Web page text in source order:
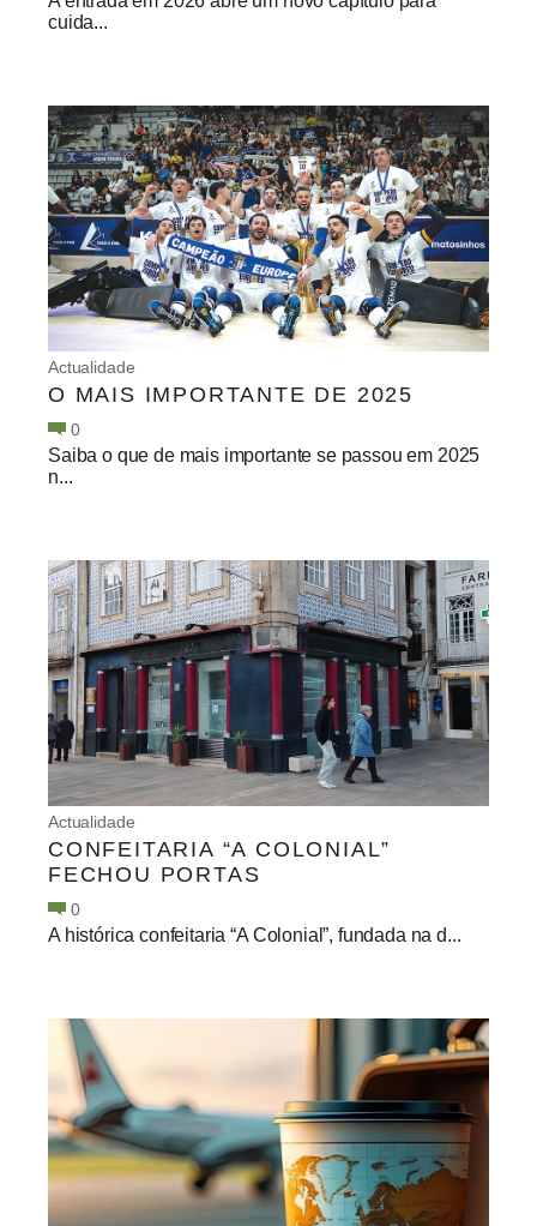
cuida...
Actualidade
O MAIS IMPORTANTE DE 2025
0
Saiba o que de mais importante se passou em 2025
n...
Actualidade
CONFEITARIA “A COLONIAL”
FECHOU PORTAS
0
A histórica confeitaria “A Colonial”, fundada na d...